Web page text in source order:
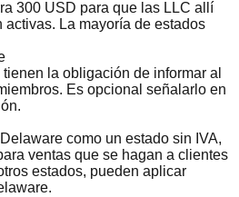
300 USD para que las LLC allí
activas. La mayoría de estados
la obligación de informar al
Es opcional señalarlo en
como un estado sin IVA,
ventas que se hagan a clientes
estados, pueden aplicar